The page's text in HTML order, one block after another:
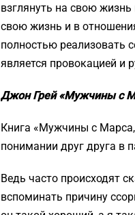
взглянуть на свою
свою жизнь и в
полностью реализовать
является провокацией и
Джон Грей «Мужчины с
Книга «Мужчины с
понимании друг друга в
Ведь часто происходят
вспоминать причину